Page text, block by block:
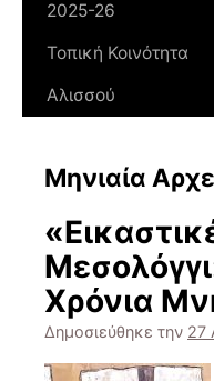
2025-26
Τοπική Κοινότητα
Αλισσού
Μηνιαία
Χρόνια
Δημοσιεύθηκε την 27